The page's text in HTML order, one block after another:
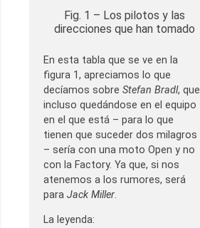
Fig. 1 – Los pilotos y las
direcciones que han tomado
En esta tabla que se ve en la
figura 1, apreciamos lo que
decíamos sobre Stefan Bradl, que
incluso quedándose en el equipo
en el que está – para lo que
tienen que suceder dos milagros
– sería con una moto Open y no
con la Factory. Ya que, si nos
atenemos a los rumores, será
para Jack Miller.
La leyenda: